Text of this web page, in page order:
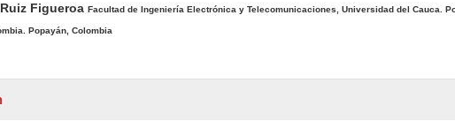
Figueroa Facultad de Ingeniería Electrónica y Telecomunicaciones, Universidad del Cauca.
Popayán, Colombia